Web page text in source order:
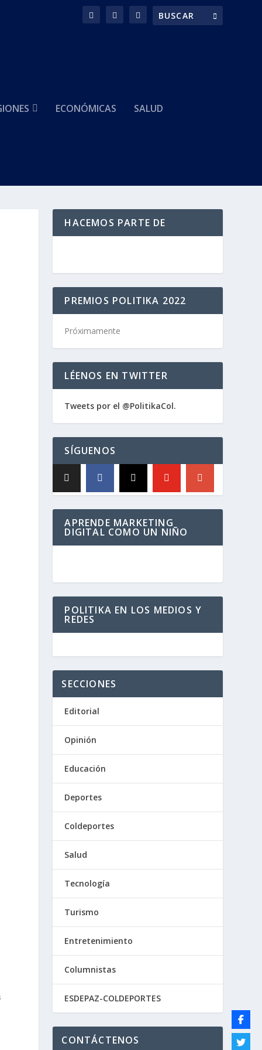
ECONÓMICAS SALUD
HACEMOS PARTE DE
PREMIOS POLITIKA 2022
Próximamente
LÉENOS EN TWITTER
Tweets por el @PolitikaCol.
SÍGUENOS
APRENDE MARKETING
DIGITAL COMO UN NIÑO
POLITIKA EN LOS MEDIOS Y
REDES
SECCIONES
Editorial
Opinión
Educación
Deportes
Coldeportes
Salud
Tecnología
Turismo
Entretenimiento
Columnistas
ESDEPAZ-COLDEPORTES
CONTÁCTENOS